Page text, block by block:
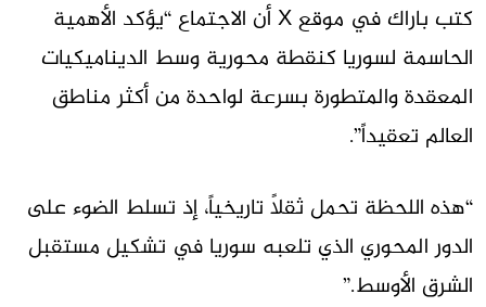
كتب باراك في موقع X أن الاجتماع “يؤكد الأهمية
الحاسمة لسوريا كنقطة محورية وسط الديناميكيات
المعقدة والمتطورة بسرعة لواحدة من أكثر مناطق
العالم تعقيداً”.
“هذه اللحظة تحمل ثقلاً تاريخياً، إذ تسلط الضوء على
الدور المحوري الذي تلعبه سوريا في تشكيل مستقبل
الشرق الأوسط.”